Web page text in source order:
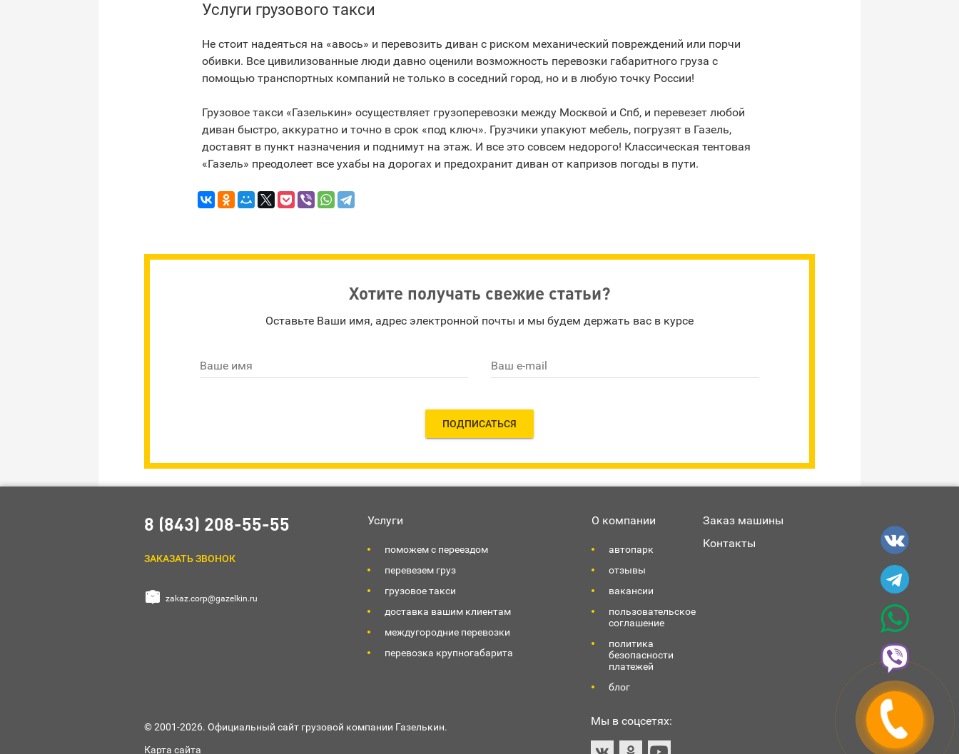
Услуги грузового такси
Не стоит надеяться на «авось» и перевозить диван с риском механический повреждений или порчи
обивки. Все цивилизованные люди давно оценили возможность перевозки габаритного груза с
помощью транспортных компаний не только в соседний город, но и в любую точку России!
Грузовое такси «Газелькин» осуществляет грузоперевозки между Москвой и Спб, и перевезет любой
диван быстро, аккуратно и точно в срок «под ключ». Грузчики упакуют мебель, погрузят в Газель,
доставят в пункт назначения и поднимут на этаж. И все это совсем недорого! Классическая тентовая
«Газель» преодолеет все ухабы на дорогах и предохранит диван от капризов погоды в пути.
Хотите получать свежие статьи?
Оставьте Ваши имя, адрес электронной почты и мы будем держать вас в курсе
Ваше имя Ваш e-mail
ПОДПИСАТЬСЯ
8 (843) 208-55-55
ЗАКАЗАТЬ ЗВОНОК

 zakaz.corp@gazelkin.ru
Услуги
поможем с переездом
перевезем груз
грузовое такси
доставка вашим клиентам
междугородние перевозки
перевозка крупногабарита
О компании
автопарк
отзывы
вакансии
пользовательское
соглашение
политика
безопасности
платежей
блог
Заказ машины
Контакты
© 2001-2026. Официальный сайт грузовой компании Газелькин.
Карта сайта
Мы в соцсетях: